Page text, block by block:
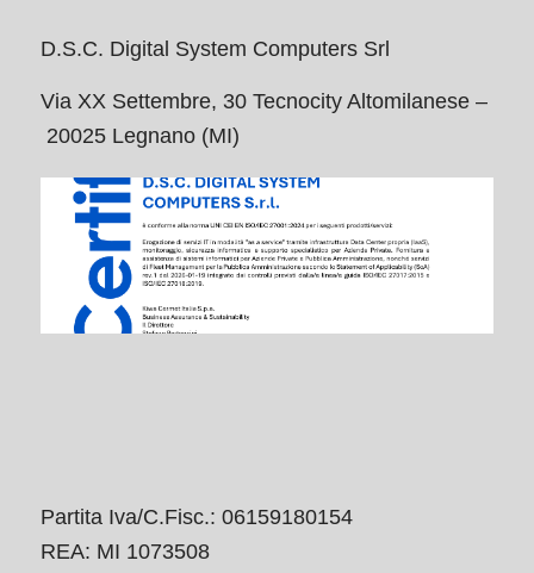
D.S.C. Digital System Computers Srl
Via XX Settembre, 30 Tecnocity Altomilanese –
20025 Legnano (MI)
Partita Iva/C.Fisc.: 06159180154
REA: MI 1073508